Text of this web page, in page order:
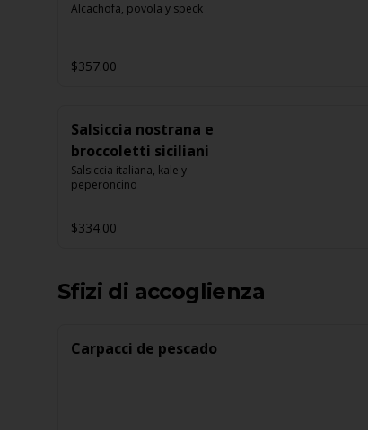
Alcachofa, povola y speck
$357.00
Salsiccia nostrana e
broccoletti siciliani
Salsiccia italiana, kale y
peperoncino
$334.00
Sfizi di accoglienza
Carpacci de pescado